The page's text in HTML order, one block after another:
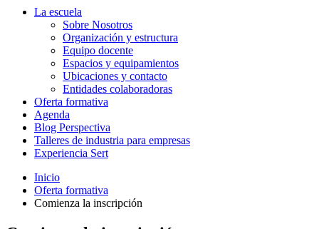
La escuela
Sobre Nosotros
Organización y estructura
Equipo docente
Espacios y equipamientos
Ubicaciones y contacto
Entidades colaboradoras
Oferta formativa
Agenda
Blog Perspectiva
Talleres de industria para empresas
Experiencia Sert
Inicio
Oferta formativa
Comienza la inscripción